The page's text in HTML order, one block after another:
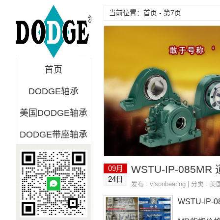
首页
DODGE轴承
美国DODGE轴承
DODGE带座轴承
当前位置：首页 - 第7页
09月
24日
发布 : visonbearing | 分类 : 美
WSTU-IP-